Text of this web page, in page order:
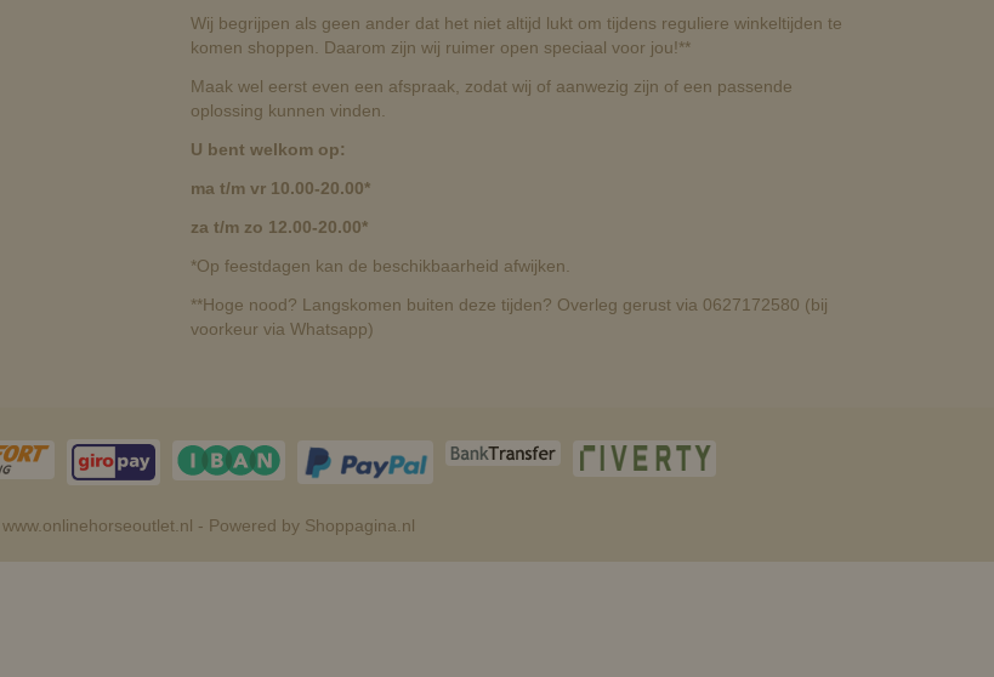
Wij begrijpen als geen ander dat het niet altijd lukt om tijdens reguliere winkeltijden te
komen shoppen. Daarom zijn wij ruimer open speciaal voor jou!**
Maak wel eerst even een afspraak, zodat wij of aanwezig zijn of een passende
oplossing kunnen vinden.
U bent welkom op:
ma t/m vr 10.00-20.00*
za t/m zo 12.00-20.00*
*Op feestdagen kan de beschikbaarheid afwijken.
**Hoge nood? Langskomen buiten deze tijden? Overleg gerust via 0627172580 (bij
voorkeur via Whatsapp)
- Powered by Shoppagina.nl